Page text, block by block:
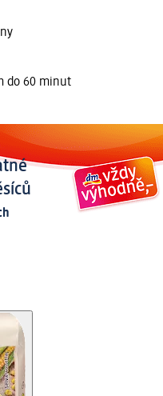
do 60 minut